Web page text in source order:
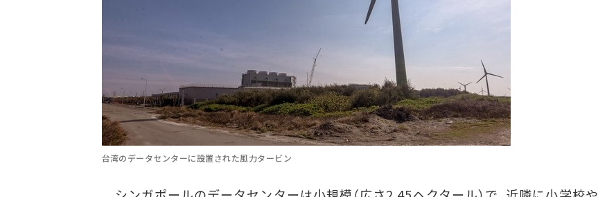
台湾のデータセンターに設置された風力タービン